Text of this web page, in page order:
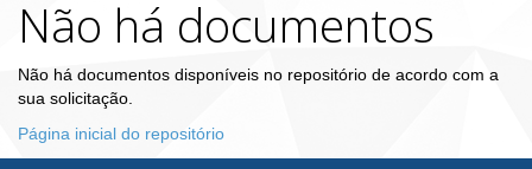
Não há documentos
Não há documentos disponíveis no repositório de acordo com a
sua solicitação.
Página inicial do repositório